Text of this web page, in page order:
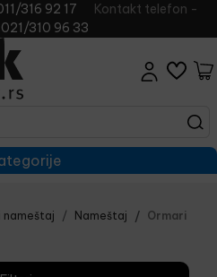
316 92 17
Kontakt telefon -
021/310 96 33
nameštaj Nameštaj Ormari